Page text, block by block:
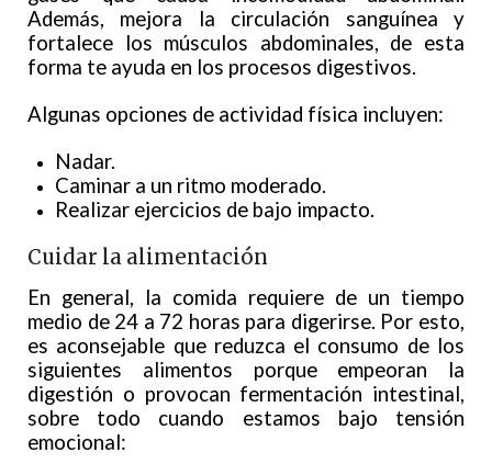
Además, mejora la circulación sanguínea y
fortalece los músculos abdominales, de esta
forma te ayuda en los procesos digestivos.
Algunas opciones de actividad física incluyen:
Nadar.
Caminar a un ritmo moderado.
Realizar ejercicios de bajo impacto.
Cuidar la alimentación
En general, la comida requiere de un tiempo
medio de 24 a 72 horas para digerirse. Por esto,
es aconsejable que reduzca el consumo de los
siguientes alimentos porque empeoran la
digestión o provocan fermentación intestinal,
sobre todo cuando estamos bajo tensión
emocional: